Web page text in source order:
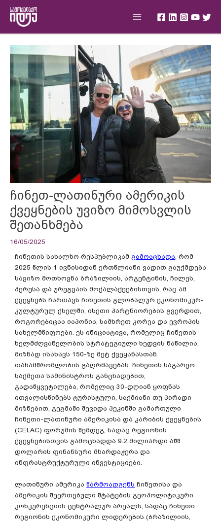
content
ჩინეთ-ლათინური ამერიკის
ქვეყნების უვიზო მიმოსვლის
შეთანხმება
16/05/2025
ჩინეთის სახალხო რესპუბლიკამ გამოაცხადა, რომ
2025 წლის 1 ივნისიდან ერთწლიანი ვადით გაუქმდება
სავიზო მოთხოვნა ბრაზილიის, არგენტინის, ჩილეს,
პერუსა და ურუგვაის მოქალაქეებისთვის, რაც ამ
ქვეყნებს ჩართავს ჩინეთის გლობალურ ეკონომიკურ-
კულტურულ ქსელში, ისეთი პარტნიორების გვერდით,
როგორებიცაა იაპონია, სამხრეთ კორეა და ევროპის
სახელმწიფოები. ეს ინიციატივა, რომელიც ჩინეთის
ხელმძღვანელობის სტრატეგიული ხედვის ნაწილია,
მიზნად ისახავს 150-ზე მეტ ქვეყანასთან
თანამშრომლობის გაღრმავებას. ჩინეთის საგარეო
საქმეთა სამინისტროს განცხადებით,
გადაწყვეტილება, რომელიც 30-დღიან ყოფნას
ითვალისწინებს ტურისტული, საქმიანი თუ პირადი
მიზნებით, გეგმაში შევიდა პეკინში გამართული
ჩინეთი-ლათინური ამერიკისა და კარიბის ქვეყნების
(CELAC) ფორუმის შემდეგ, სადაც რეგიონის
ქვეყნებისთვის გამოცხადდა 9.2 მილიარდი აშშ
დოლარის ფინანსური მხარდაჭერა და
ინფრასტრუქტურული ინვესტიციები.
ლათინური ამერიკა წარმოადგენს ჩინეთისა და
ამერიკის შეერთებული შტატების გეოპოლიტიკური
კონკურენციის ცენტრალურ არეალს, სადაც ჩინეთი
რეგიონის ეკონომიკური ლიდერების (ბრაზილიის,